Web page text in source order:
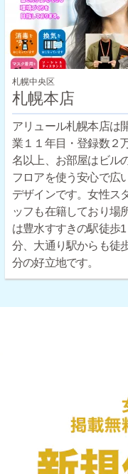
札幌中央区
札幌本店
アリュール札幌本店は
業１１年目・登録数２
名以上、お部屋はビル
フロアを使う安心で広
デザインです。女性ス
ッフも在籍しており場
は豊水すすきの駅徒歩1
分、大通り駅からも徒
分の好立地です。